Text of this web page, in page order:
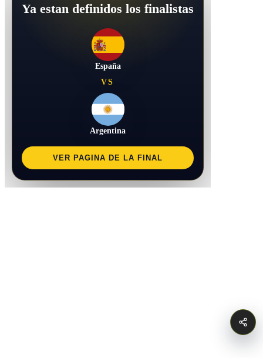
Ya estan definidos los finalistas
España
VS
Argentina
VER PAGINA DE LA FINAL